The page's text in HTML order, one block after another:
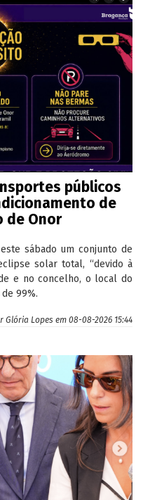
públicos
de
de Onor
sábado um conjunto de
solar total, “devido à
e no concelho, o local do
99%.
Glória Lopes em 08-08-2026 15:44